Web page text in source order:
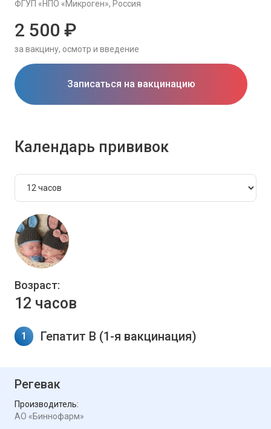
ФГУП «НПО «Микроген», Россия
2 500 ₽
за вакцину, осмотр и введение
Записаться на вакцинацию
Календарь прививок
Возраст:
12 часов
1 Гепатит В (1-я вакцинация)
Регевак
Производитель:
АО «Биннофарм»